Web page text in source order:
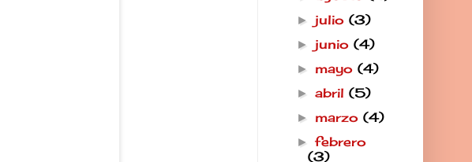
► julio(3)
► junio(4)
► mayo(4)
►abril(5)
► marzo(4)
►febrero
(3)